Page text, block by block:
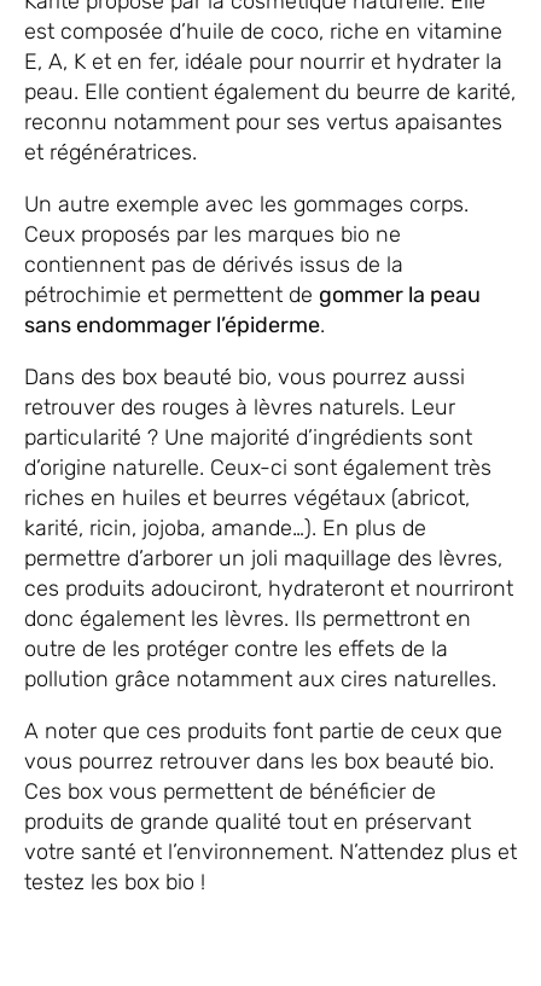
est composée d’huile de coco, riche en vitamine
E, A, K et en fer, idéale pour nourrir et hydrater la
peau. Elle contient également du beurre de karité,
reconnu notamment pour ses vertus apaisantes
et régénératrices.
Un autre exemple avec les gommages corps.
Ceux proposés par les marques bio ne
contiennent pas de dérivés issus de la
pétrochimie et permettent de gommer la peau
sans endommager l’épiderme.
Dans des box beauté bio, vous pourrez aussi
retrouver des rouges à lèvres naturels. Leur
particularité ? Une majorité d’ingrédients sont
d’origine naturelle. Ceux-ci sont également très
riches en huiles et beurres végétaux (abricot,
karité, ricin, jojoba, amande…). En plus de
permettre d’arborer un joli maquillage des lèvres,
ces produits adouciront, hydrateront et nourriront
donc également les lèvres. Ils permettront en
outre de les protéger contre les effets de la
pollution grâce notamment aux cires naturelles.
A noter que ces produits font partie de ceux que
vous pourrez retrouver dans les box beauté bio.
Ces box vous permettent de bénéficier de
produits de grande qualité tout en préservant
votre santé et l’environnement. N’attendez plus et
testez les box bio !